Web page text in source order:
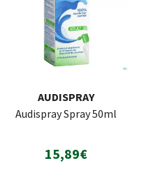
AUDISPRAY
Audispray Spray 50ml
15,89€